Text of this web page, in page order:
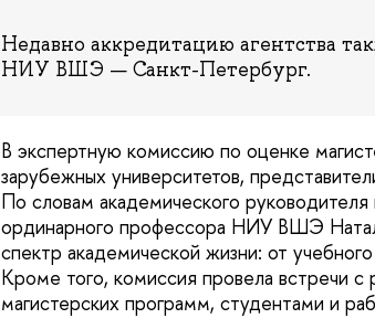
Недавно аккредитацию агентства
НИУ ВШЭ — Санкт-Петербург.
В экспертную комиссию по оценке
зарубежных университетов,
По словам академического
ординарного профессора НИУ ВШЭ
спектр академической жизни: от
Кроме того, комиссия провела встречи с
магистерских программ, студентами и